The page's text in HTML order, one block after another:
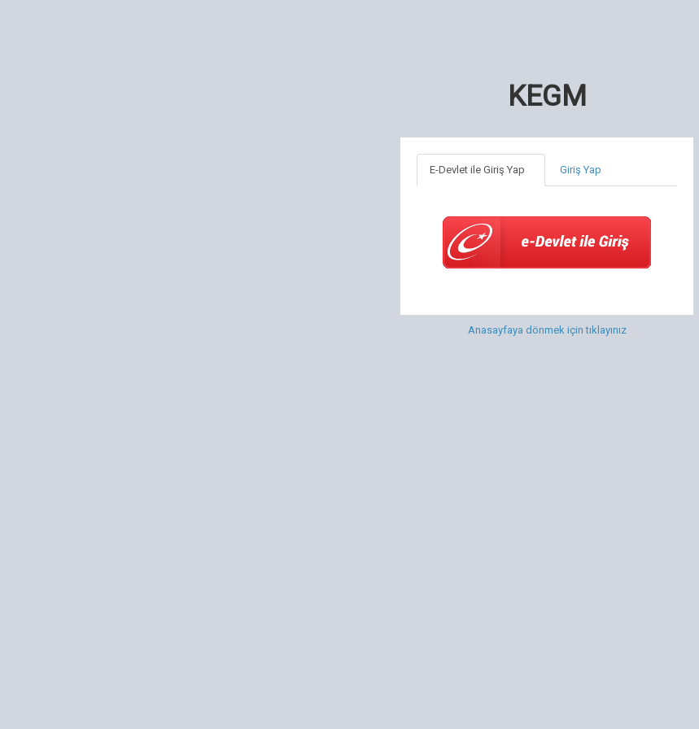
KEGM
E-Devlet ile Giriş Yap Giriş Yap
Anasayfaya dönmek için tıklayınız